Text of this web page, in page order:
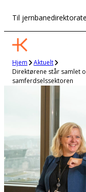
innhold
Til
Hjem
Aktuelt
Direktørene står samlet
samferdselssektoren